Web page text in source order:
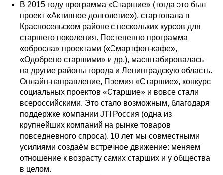
︎︎В 2015 году программа «Старшие» (тогда это был
проект «Активное долголетие»), стартовала в
Красносельском районе с нескольких курсов для
старшего поколения. Постепенно программа
«обросла» проектами («Смартфон-кафе»,
«Одобрено старшими» и др.), масштабировалась
на другие районы города и Ленинградскую область.
Онлайн-направление, Премия «Старшие», конкурс
социальных проектов «Старшие» и вовсе стали
всероссийскими. Это стало возможным, благодаря
поддержке компании JTI Россия (одна из
крупнейших компаний на рынке товаров
повседневного спроса). 10 лет мы совместными
усилиями создаём встречное движение: меняем
отношение к возрасту самих старших и у общества
в целом.